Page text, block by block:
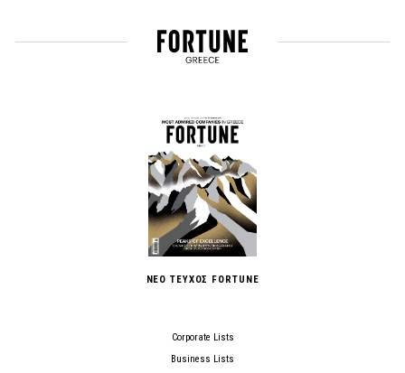
ΝΕΟ ΤΕΥΧΟΣ FORTUNE
Corporate Lists
Business Lists